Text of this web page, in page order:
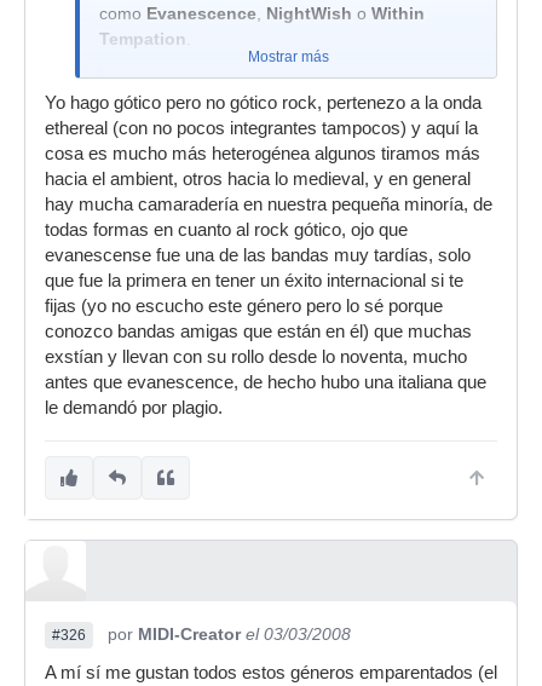
como Evanescence NightWish o Within
Tempation
i
Sin entrar en si es buena o mala música (eso ya
va en gustos, aunque a mi personalmente me
deja bastante indiferente, sin llegar a
molestarme) pienso que estan saliendo
demasiados clones deEvanescence(grupo
este que tampoco inventaba nada, simplemente
añadia una cantante femenina de voz cálida a la
típica musica gothic-rock de toda la vida), donde
no sólo la música es harto similar, sino que las
cantantes tienen todas exactamente el mismo
timbre de voz, haciendo imposible distinguirlas,
sobre todo la deWithin Tempation, que tiene la
MISMA voz y canta exactamente IGUAL que la
descarado.
ya aburridos y hastiados de estos grupos? .....
preguntas al aire para quien quiera recogerlas...
Mostrar más
Yo hago gótico pero no gótico rock, pertenezo a la onda
ethereal (con no pocos integrantes tampocos) y aquí la
cosa es mucho más heterogénea algunos tiramos más
hacia el ambient, otros hacia lo medieval, y en general
hay mucha camaradería en nuestra pequeña minoría, de
todas formas en cuanto al rock gótico, ojo que
evanescense fue una de las bandas muy tardías, solo
que fue la primera en tener un éxito internacional si te
fijas (yo no escucho este género pero lo sé porque
conozco bandas amigas que están en él) que muchas
exstían y llevan con su rollo desde lo noventa, mucho
antes que evanescence, de hecho hubo una italiana que
le demandó por plagio.
#326 por MIDI-Creator el 03/03/2008
A mí sí me gustan todos estos géneros emparentados (el